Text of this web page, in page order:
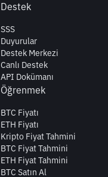
Destek
SSS
Duyurular
Destek Merkezi
Canlı Destek
API Dokümanı
Öğrenmek
BTC Fiyatı
ETH Fiyatı
Kripto Fiyat Tahmini
BTC Fiyat Tahmini
ETH Fiyat Tahmini
BTC Satın Al